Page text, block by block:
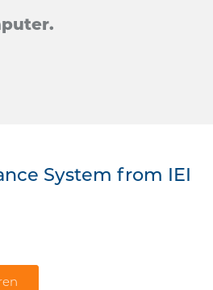
System from IEI